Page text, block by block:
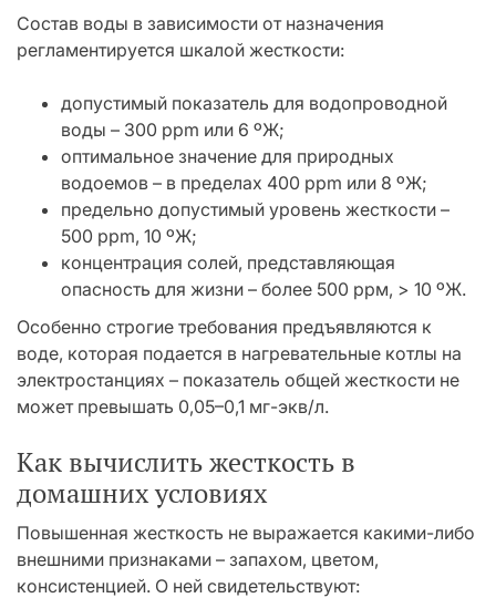
Состав воды в зависимости от назначения
регламентируется шкалой жесткости:
допустимый показатель для водопроводной
воды – 300 ppm или 6 ºЖ;
оптимальное значение для природных
водоемов – в пределах 400 ррm или 8 ºЖ;
предельно допустимый уровень жесткости –
500 ppm, 10 ºЖ;
концентрация солей, представляющая
опасность для жизни – более 500 ррм, > 10 ºЖ.
Особенно строгие требования предъявляются к
воде, которая подается в нагревательные котлы на
электростанциях – показатель общей жесткости не
может превышать 0,05–0,1 мг-экв/л.
Как вычислить жесткость в
домашних условиях
Повышенная жесткость не выражается какими-либо
внешними признаками – запахом, цветом,
консистенцией. О ней свидетельствуют: